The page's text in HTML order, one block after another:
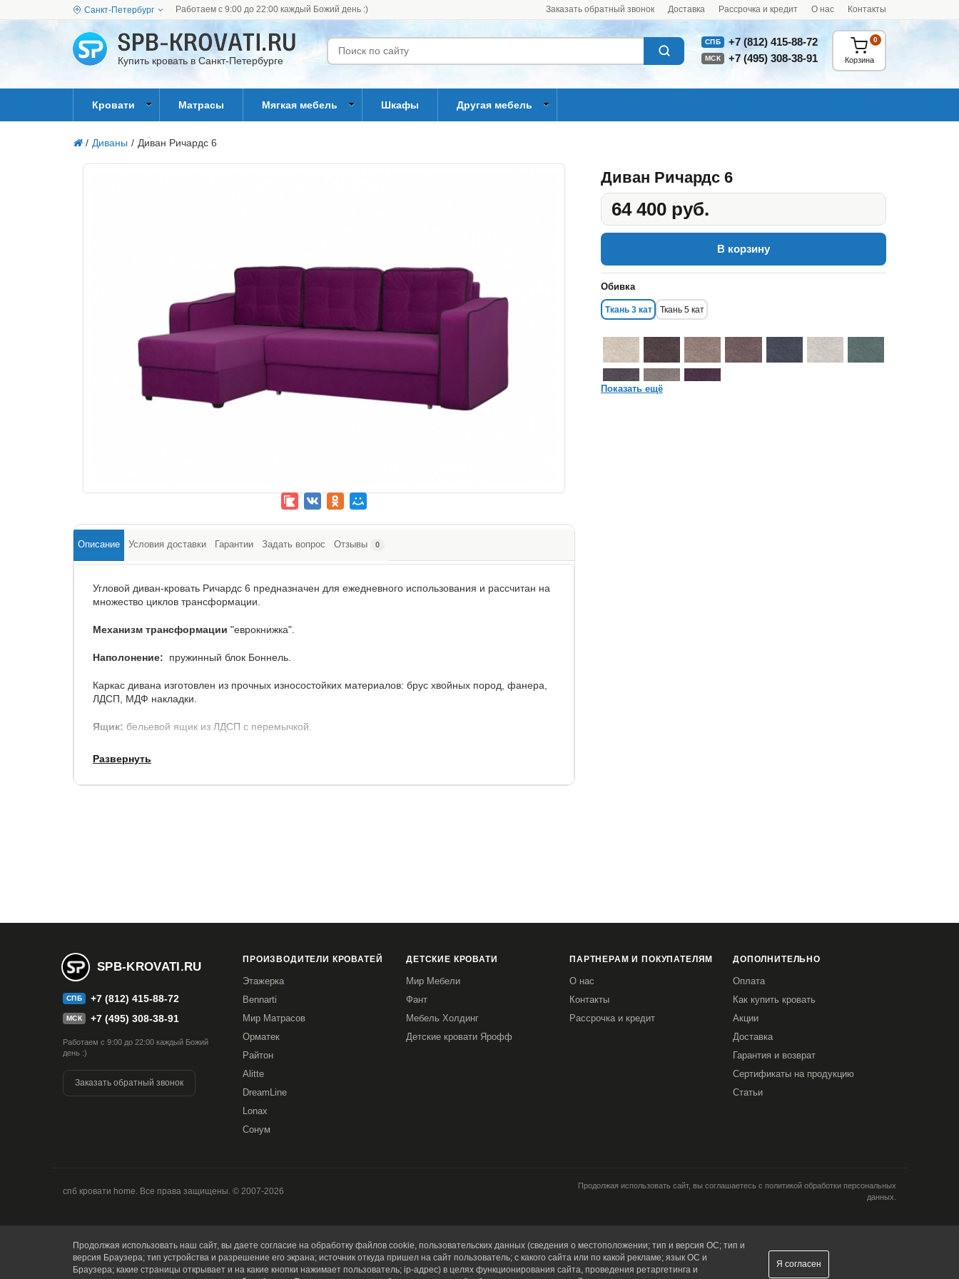
Санкт-Петербург Работаем с 9:00 до 22:00 каждый Божий день :) Заказать обратный звонок Доставка Рассрочка и кредит О нас Контакты
Купить кровать в Санкт-Петербурге
СПБ +7 (812) 415-88-72
МСК +7 (495) 308-38-91 Корзина
0
Кровати Матрасы Мягкая мебель Шкафы Другая мебель
/ Диваны / Диван Ричардс 6
Диван Ричардс 6
64 400 руб.
В корзину
Обивка
Ткань 3 кат Ткань 5 кат
Показать ещё
Описание Условия доставки Гарантии Задать вопрос Отзывы 0
Угловой диван-кровать Ричардс 6 предназначен для ежедневного использования и рассчитан на
множество циклов трансформации.
Механизм трансформации "еврокнижка".
Наполонение: пружинный блок Боннель.
Каркас дивана изготовлен из прочных износостойких материалов: брус хвойных пород, фанера,
ЛДСП, МДФ накладки.
Ящик: бельевой ящик из ЛДСП с перемычкой.
Размеры:
Подушки спинки наполнение крошкой ППУ. (в тон основной обивки дивана).
Гарантия: 18 мес.
Развернуть
SPB-KROVATI.RU
СПБ +7 (812) 415-88-72
МСК +7 (495) 308-38-91
Работаем с 9:00 до 22:00 каждый Божий
день :)
Заказать обратный звонок
ПРОИЗВОДИТЕЛИ КРОВАТЕЙ
Этажерка
Bennarti
Мир Матрасов
Орматек
Райтон
Alitte
DreamLine
Lonax
Сонум
ДЕТСКИЕ КРОВАТИ
Мир Мебели
Фант
Мебель Холдинг
Детские кровати Ярофф
ПАРТНЕРАМ И ПОКУПАТЕЛЯМ
О нас
Контакты
Рассрочка и кредит
ДОПОЛНИТЕЛЬНО
Оплата
Как купить кровать
Акции
Доставка
Гарантия и возврат
Сертификаты на продукцию
Статьи
спб кровати home. Все права защищены. © 2007-2026
Продолжая использовать сайт, вы соглашаетесь с политикой обработки персональных
данных.
Продолжая использовать наш сайт, вы даете согласие на обработку файлов cookie, пользовательских данных (сведения о местоположении; тип и версия ОС; тип и
версия Браузера; тип устройства и разрешение его экрана; источник откуда пришел на сайт пользователь; с какого сайта или по какой рекламе; язык ОС и
Браузера; какие страницы открывает и на какие кнопки нажимает пользователь; ip-адрес) в целях функционирования сайта, проведения ретаргетинга и
Я согласен